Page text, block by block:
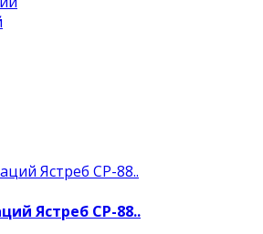
Ястреб СР-88..